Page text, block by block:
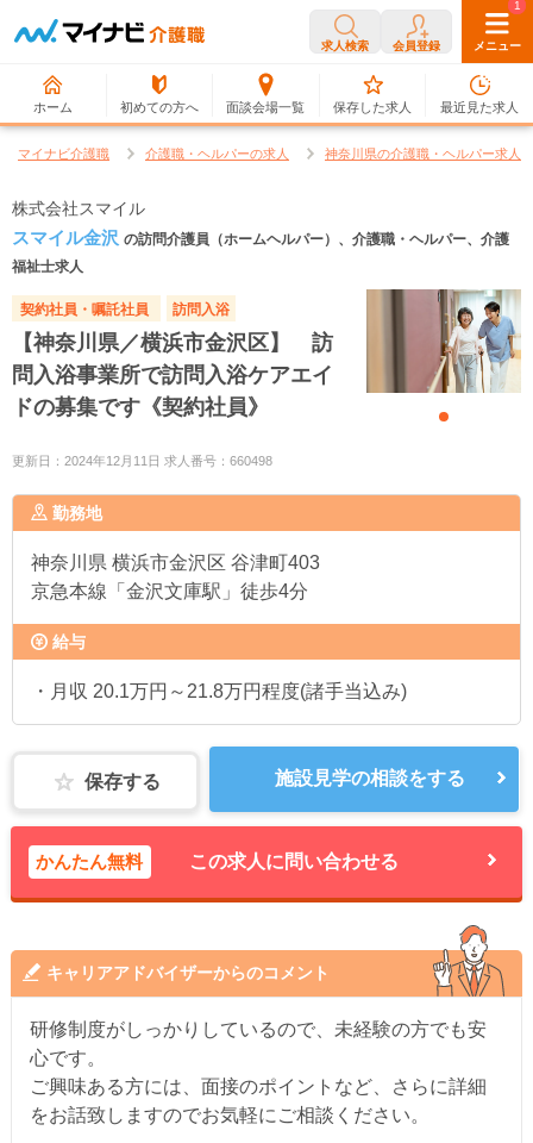
求人検索 会員登録 メニュー
ホーム 初めての方へ 面談会場一覧
0
保存した求人
1
最近見た求人
マイナビ介護職 介護職・ヘルパーの求人 神奈川県の介護職・ヘルパー求人
株式会社スマイル
スマイル金沢 の訪問介護員（ホームヘルパー）、介護職・ヘルパー、介護
福祉士求人
契約社員・嘱託社員 訪問入浴
【神奈川県／横浜市金沢区】 訪
問入浴事業所で訪問入浴ケアエイ
ドの募集です《契約社員》
更新日：2024年12月11日 求人番号：660498
勤務地
神奈川県 横浜市金沢区 谷津町403
京急本線「金沢文庫駅」徒歩4分
給与
・月収 20.1万円～21.8万円程度(諸手当込み)
保存する 施設見学の相談をする
かんたん無料 この求人に問い合わせる
キャリアアドバイザーからのコメント
研修制度がしっかりしているので、未経験の方でも安
心です。
ご興味ある方には、面接のポイントなど、さらに詳細
をお話致しますのでお気軽にご相談ください。